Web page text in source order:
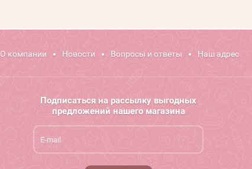
О компании Новости Вопросы и ответы Наш адрес
Подписаться на рассылку выгодных
предложений нашего магазина